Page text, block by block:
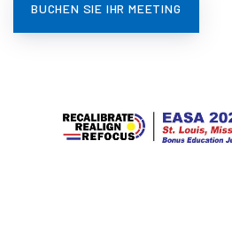
BUCHEN SIE IHR MEETING